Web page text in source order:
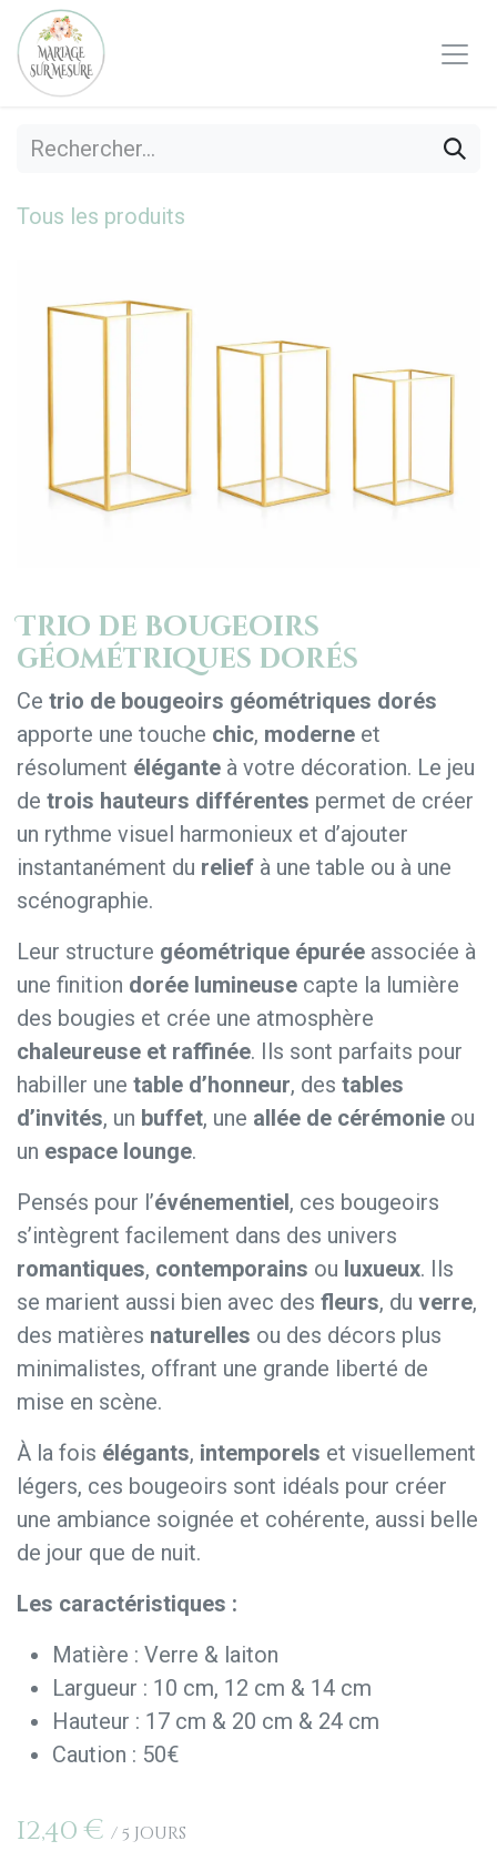
Se rendre au contenu
Tous les produits
Trio de bougeoirs
géométriques dorés
Ce trio de bougeoirs géométriques dorés
apporte une touche chic, moderne et
résolument élégante à votre décoration. Le jeu
de trois hauteurs différentes permet de créer
un rythme visuel harmonieux et d’ajouter
instantanément du relief à une table ou à une
scénographie.
Leur structure géométrique épurée associée à
une finition dorée lumineuse capte la lumière
des bougies et crée une atmosphère
chaleureuse et raffinée. Ils sont parfaits pour
habiller une table d’honneur, des tables
d’invités, un buffet, une allée de cérémonie ou
un espace lounge.
Pensés pour l’événementiel, ces bougeoirs
s’intègrent facilement dans des univers
romantiques, contemporains ou luxueux. Ils
se marient aussi bien avec des fleurs, du verre,
des matières naturelles ou des décors plus
minimalistes, offrant une grande liberté de
mise en scène.
À la fois élégants, intemporels et visuellement
légers, ces bougeoirs sont idéals pour créer
une ambiance soignée et cohérente, aussi belle
de jour que de nuit.
Les caractéristiques :
Matière : Verre & laiton
Largueur : 10 cm, 12 cm & 14 cm
Hauteur : 17 cm & 20 cm & 24 cm
Caution : 50€
12,40€ /5 Jours